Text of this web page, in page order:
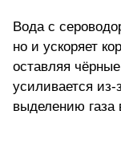
Вода с
но и ускоряет
оставляя
усиливается из-
выделению газа